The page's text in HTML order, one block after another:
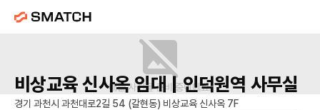
매물 사진을 준비 중이에요.
비상교육 신사옥임대 | 인덕원역 사무실
경기 과천시 과천대로2길 54 (갈현동) 비상교육 신사옥 7F